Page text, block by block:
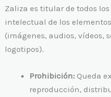
Zaliza es titular de todos
intelectual de los
(imágenes, audios, vídeos,
logotipos).
Prohibición: Queda
reproducción,